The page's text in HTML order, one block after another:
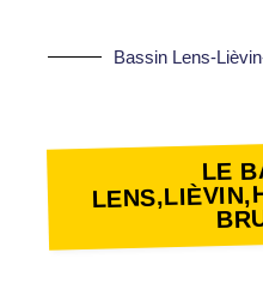
Bassin Lens-
LE